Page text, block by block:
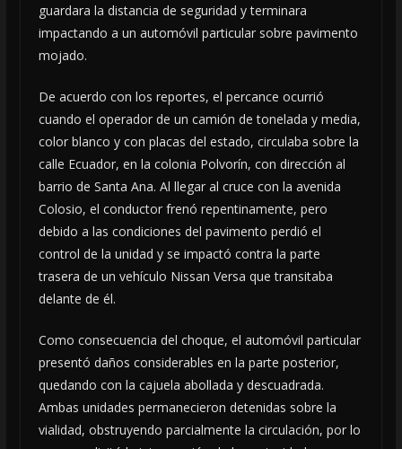
guardara la distancia de seguridad y terminara
impactando a un automóvil particular sobre pavimento
mojado.
De acuerdo con los reportes, el percance ocurrió
cuando el operador de un camión de tonelada y media,
color blanco y con placas del estado, circulaba sobre la
calle Ecuador, en la colonia Polvorín, con dirección al
barrio de Santa Ana. Al llegar al cruce con la avenida
Colosio, el conductor frenó repentinamente, pero
debido a las condiciones del pavimento perdió el
control de la unidad y se impactó contra la parte
trasera de un vehículo Nissan Versa que transitaba
delante de él.
Como consecuencia del choque, el automóvil particular
presentó daños considerables en la parte posterior,
quedando con la cajuela abollada y descuadrada.
Ambas unidades permanecieron detenidas sobre la
vialidad, obstruyendo parcialmente la circulación, por lo